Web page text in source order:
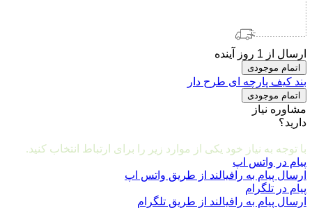
ارسال از 1 روز آینده
اتمام موجودی
بند کیف پارچه ای طرح دار
اتمام موجودی
مشاوره نیاز
دارید؟
با توجه به نیاز خود یکی از موارد زیر را برای ارتباط انتخاب کنید.
پیام در واتس اپ
ارسال پیام به رافیالند از طریق واتس اپ
پیام در تلگرام
ارسال پیام به رافیالند از طریق تلگرام